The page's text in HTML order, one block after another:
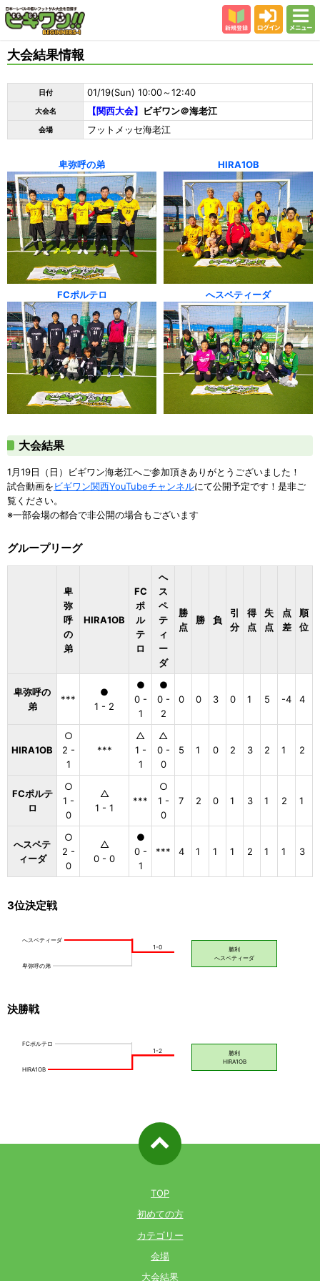
会場
大会結果
よくある質問
参加者の声
大会結果情報
日付 01/19(Sun) 10:00～12:40
大会名 【関西大会】 ビギワン＠海老江
会場 フットメッセ海老江
卑弥呼の弟 HIRA1OB
FCポルテロ へスペティーダ
大会結果
1月19日（日）ビギワン海老江へご参加頂きありがとうございました！
試合動画をビギワン関西YouTubeチャンネルにて公開予定です！是非ご
覧ください。
※一部会場の都合で非公開の場合もございます
グループリーグ
卑
弥
呼
の
弟
HIRA1OB
FC
ポ
ル
テ
ロ
へ
ス
ペ
テ
ィ
ー
ダ
勝
点
勝 負
引
分
得
点
失
点
点
差
順
位
卑弥呼の
弟
***
●
1 - 2
●
0 -
1
●
0 -
2
0 0 3 0 1 5 -4 4
HIRA1OB
○
2 -
1
***
△
1 -
1
△
0 -
0
5 1 0 2 3 2 1 2
FCポルテ
ロ
○
1 -
0
△
1 - 1
***
○
1 -
0
7 2 0 1 3 1 2 1
へスペテ
ィーダ
○
2 -
0
△
0 - 0
●
0 -
1
*** 4 1 1 1 2 1 1 3
3位決定戦
決勝戦
TOP
初めての方
カテゴリー
会場
大会結果